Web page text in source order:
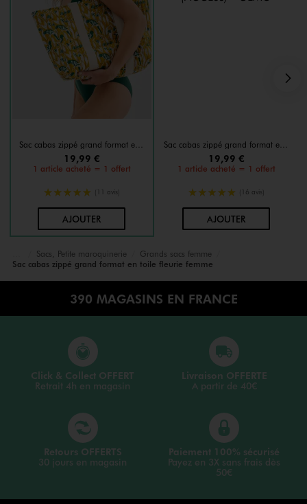
Sac cabas zippé grand format en toile fleurie femme
19,99 €
1 article acheté = 1 offert
5/5 de moyenne
(11 avis)
AJOUTER
Sac cabas zippé grand format en toile fleurie femme
19,99 €
1 article acheté = 1 offert
5/5 de moyenne
(16 avis)
AJOUTER
Accueil
Femme
Sacs et Accessoires
Sacs, Petite maroquinerie
Grands sacs femme
Sac cabas zippé grand format en toile fleurie femme
390 MAGASINS EN FRANCE
Click & Collect OFFERT
Retrait 4h en magasin
Livraison OFFERTE
A partir de 40€
Retours OFFERTS
30 jours en magasin
Paiement 100% sécurisé
Payez en 3X sans frais dès
50€